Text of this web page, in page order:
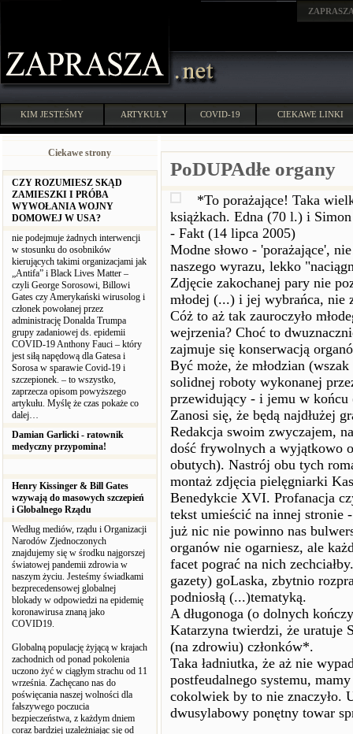
KIM JESTEŚMY ARTYKUŁY COVID-19 CIEKAWE LINKI
Ciekawe strony
CZY ROZUMIESZ SKĄD
ZAMIESZKI I PRÓBA
WYWOŁANIA WOJNY
DOMOWEJ W USA?
nie podejmuje żadnych interwencji
w stosunku do osobników
kierujących takimi organizacjami jak
„Antifa” i Black Lives Matter –
czyli George Sorosowi, Billowi
Gates czy Amerykański wirusolog i
członek powołanej przez
administrację Donalda Trumpa
grupy zadaniowej ds. epidemii
COVID-19 Anthony Fauci – który
jest siłą napędową dla Gatesa i
Sorosa w sparawie Covid-19 i
szczepionek. – to wszystko,
zaprzecza opisom powyższego
artykułu. Myślę że czas pokaże co
dalej…
Damian Garlicki - ratownik
medyczny przypomina!
Henry Kissinger & Bill Gates
wzywają do masowych szczepień
i Globalnego Rządu
Według mediów, rządu i Organizacji
Narodów Zjednoczonych
znajdujemy się w środku najgorszej
światowej pandemii zdrowia w
naszym życiu. Jesteśmy świadkami
bezprecedensowej globalnej
blokady w odpowiedzi na epidemię
koronawirusa znaną jako
COVID19.
Globalną populację żyjącą w krajach
zachodnich od ponad pokolenia
uczono żyć w ciągłym strachu od 11
września. Zachęcano nas do
poświęcania naszej wolności dla
fałszywego poczucia
bezpieczeństwa, z każdym dniem
coraz bardziej uzależniając się od
PoDUPAdłe organy
*To porażające! Taka
książkach. Edna (70 l.) i
- Fakt (14 lipca 2005)
Modne słowo - 'porażające',
naszego wyrazu, lekko
Zdjęcie zakochanej pary nie
młodej (...) i jej wybrańca, nie
Cóż to aż tak zauroczyło
wejrzenia? Choć to
zajmuje się konserwacją
Być może, że młodzian
solidnej roboty wykonanej
przewidujący - i jemu w końcu
Zanosi się, że będą najdłużej
Redakcja swoim zwyczajem,
dość frywolnych a wyjątkowo
obutych). Nastrój obu tych
montaż zdjęcia pielęgniarki
Benedykcie XVI. Profanacja
tekst umieścić na innej stronie
już nic nie powinno nas
organów nie ogarniesz, ale
facet pograć na nich
gazety) goLaska, zbytnio
podniosłą (...)tematyką.
A długonoga (o dolnych
Katarzyna twierdzi, że uratuje
(na zdrowiu) członków*.
Taka ładniutka, że aż nie
postfeudalnego systemu,
cokolwiek by to nie znaczyło.
dwusylabowy ponętny towar